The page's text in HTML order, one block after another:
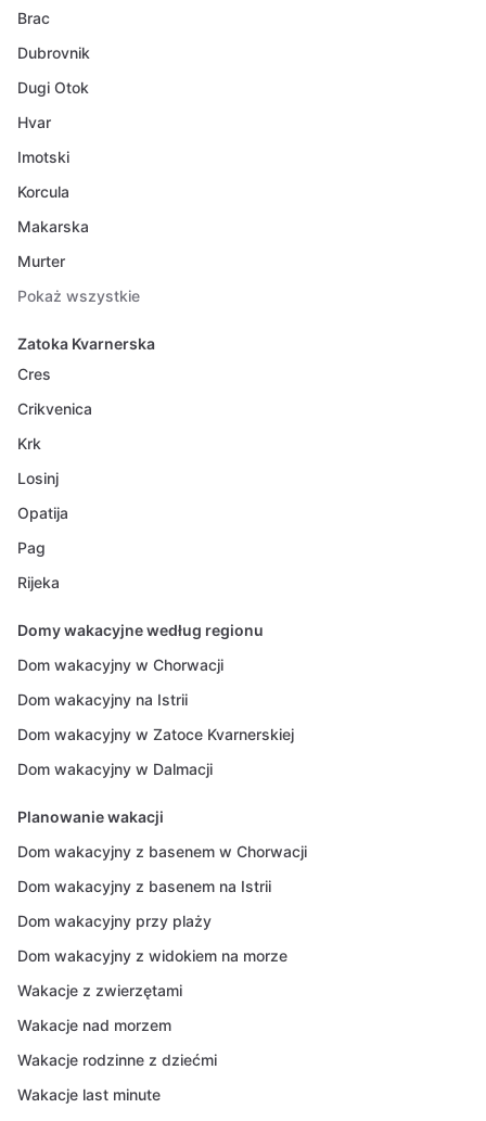
Brac
Dubrovnik
Dugi Otok
Hvar
Imotski
Korcula
Makarska
Murter
Pokaż wszystkie
Zatoka Kvarnerska
Cres
Crikvenica
Krk
Losinj
Opatija
Pag
Rijeka
Domy wakacyjne według regionu
Dom wakacyjny w Chorwacji
Dom wakacyjny na Istrii
Dom wakacyjny w Zatoce Kvarnerskiej
Dom wakacyjny w Dalmacji
Planowanie wakacji
Dom wakacyjny z basenem w Chorwacji
Dom wakacyjny z basenem na Istrii
Dom wakacyjny przy plaży
Dom wakacyjny z widokiem na morze
Wakacje z zwierzętami
Wakacje nad morzem
Wakacje rodzinne z dziećmi
Wakacje last minute